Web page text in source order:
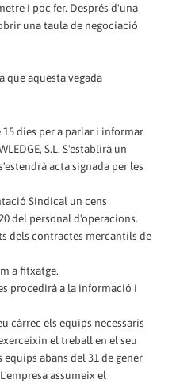
i poc fer. Després d'una
una taula de negociació
que aquesta vegada
dies per a parlar i informar
S.L. S'establirà un
acta signada per les
Sindical un cens
del personal d'operacions.
dels contractes mercantils de
a fitxatge.
procedirà a la informació i
càrrec els equips necessaris
el treball en el seu
abans del 31 de gener
assumeix el